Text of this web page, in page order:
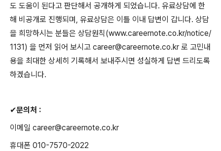
도 도움이 된다고 판단해서 공개하게 되었습니다. 유료상담에 한
해 비공개로 진행되며 , 유료상담은 이틀 이내 답변이 갑니다. 상담
을 희망하시는 분들은 상담원칙(www.careernote.co.kr/notice/
1131) 을 먼저 읽어 보시고 career@careernote.co.kr 로 고민내
용을 최대한 상세히 기록해서 보내주시면 성실하게 답변 드리도록
하겠습니다.
✔문의처 :
이메일 career@careernote.co.kr
휴대폰 010-7570-2022